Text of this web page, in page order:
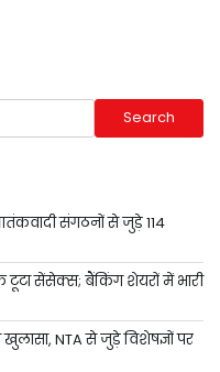
Search
संगठनों से जुड़े 114
टूटा सेंसेक्स; बैंकिंग शेयरों में भारी
NTA से जुड़े विशेषज्ञों पर